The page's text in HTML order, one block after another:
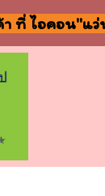
ที่ ไอคอน"แว่